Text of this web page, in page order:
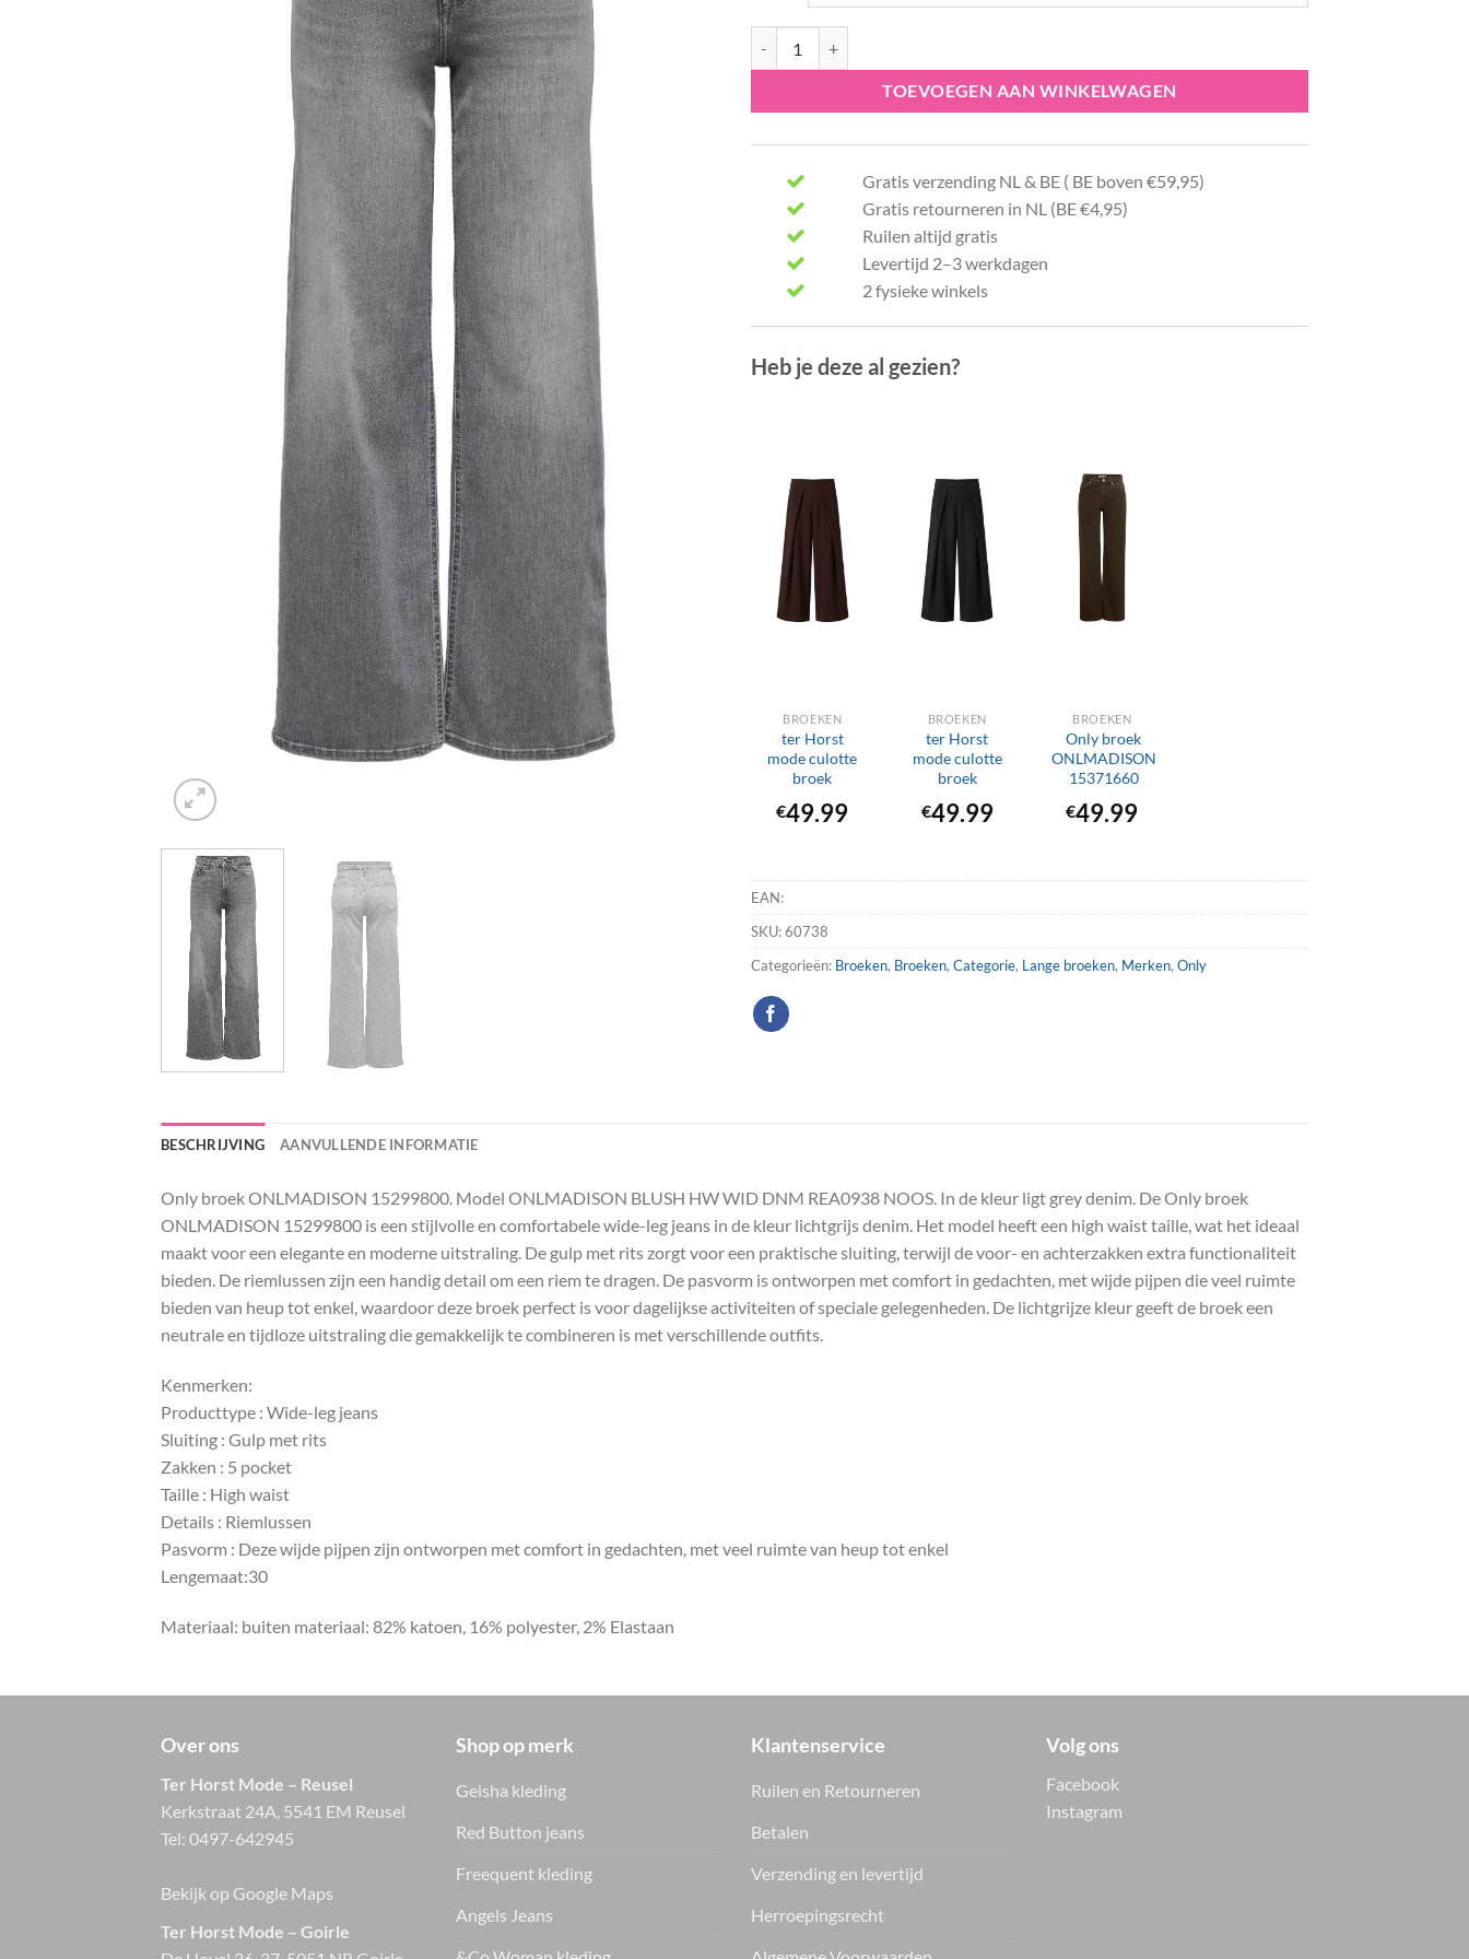
TOEVOEGEN AAN WINKELWAGEN
Gratis verzending NL & BE ( BE boven €59,95)
Gratis retourneren in NL (BE €4,95)
Ruilen altijd gratis
Levertijd 2–3 werkdagen
2 fysieke winkels
Heb je deze al gezien?
BROEKEN
ter Horst
mode culotte
broek
€49.99
BROEKEN
ter Horst
mode culotte
broek
€49.99
BROEKEN
Only broek
ONLMADISON
15371660
€49.99
EAN:
SKU:60738
Categorieën: Broeken, Broeken, Categorie, Lange broeken, Merken, Only
BESCHRIJVING AANVULLENDE INFORMATIE
Only broek ONLMADISON 15299800. Model ONLMADISON BLUSH HW WID DNM REA0938 NOOS. In de kleur ligt grey denim. De Only broek
ONLMADISON 15299800 is een stijlvolle en comfortabele wide-leg jeans in de kleur lichtgrijs denim. Het model heeft een high waist taille, wat het ideaal
maakt voor een elegante en moderne uitstraling. De gulp met rits zorgt voor een praktische sluiting, terwijl de voor- en achterzakken extra functionaliteit
bieden. De riemlussen zijn een handig detail om een riem te dragen. De pasvorm is ontworpen met comfort in gedachten, met wijde pijpen die veel ruimte
bieden van heup tot enkel, waardoor deze broek perfect is voor dagelijkse activiteiten of speciale gelegenheden. De lichtgrijze kleur geeft de broek een
neutrale en tijdloze uitstraling die gemakkelijk te combineren is met verschillende outfits.
Kenmerken:
Producttype : Wide-leg jeans
Sluiting : Gulp met rits
Zakken : 5 pocket
Taille : High waist
Details : Riemlussen
Pasvorm : Deze wijde pijpen zijn ontworpen met comfort in gedachten, met veel ruimte van heup tot enkel
Lengemaat:30
Materiaal: buiten materiaal: 82% katoen, 16% polyester, 2% Elastaan
Over ons
Ter Horst Mode – Reusel
Kerkstraat 24A, 5541 EM Reusel
Tel: 0497-642945
Bekijk op Google Maps
Ter Horst Mode – Goirle
Shop op merk
Geisha kleding
Red Button jeans
Freequent kleding
Angels Jeans
Klantenservice
Ruilen en Retourneren
Betalen
Verzending en levertijd
Herroepingsrecht
Volg ons
Facebook
Instagram